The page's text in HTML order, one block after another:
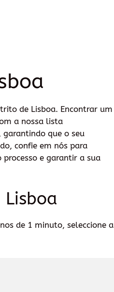
de Lisboa. Encontrar um
a nossa lista
garantindo que o seu
confie em nós para
e garantir a sua
de 1 minuto, seleccione a